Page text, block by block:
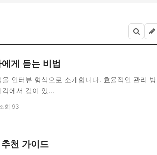
게 듣는 비법
인터뷰 형식으로 소개합니다. 효율적인 관리 방
에서 깊이 있...
회 93
천 가이드